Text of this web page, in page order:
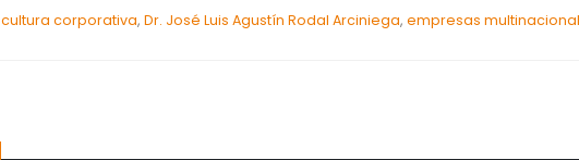
cultura corporativa,Dr. José Luis Agustín Rodal Arciniega,empresas